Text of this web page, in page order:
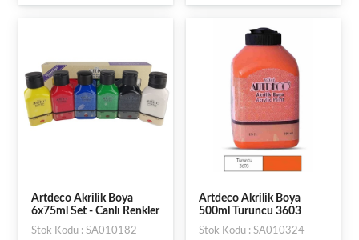
Artdeco Akrilik Boya
6x75ml Set - Canlı Renkler
Stok Kodu : SA010182
Artdeco Akrilik Boya
500ml Turuncu 3603
Stok Kodu : SA010324